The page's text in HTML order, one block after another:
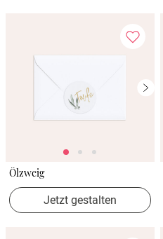
Ölzweig
Jetzt gestalten